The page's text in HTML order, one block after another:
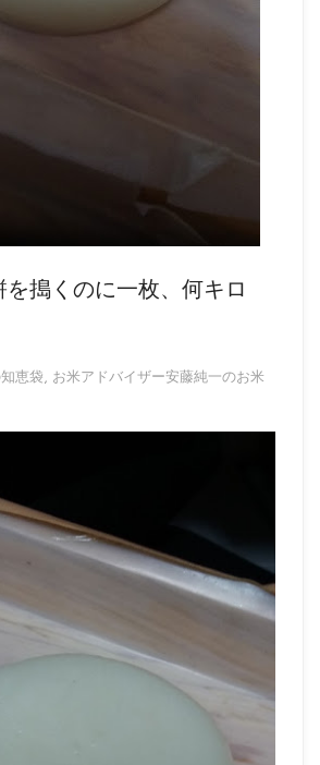
を搗くのに一枚、何キロ
恵袋
お米アドバイザー安藤純一のお米